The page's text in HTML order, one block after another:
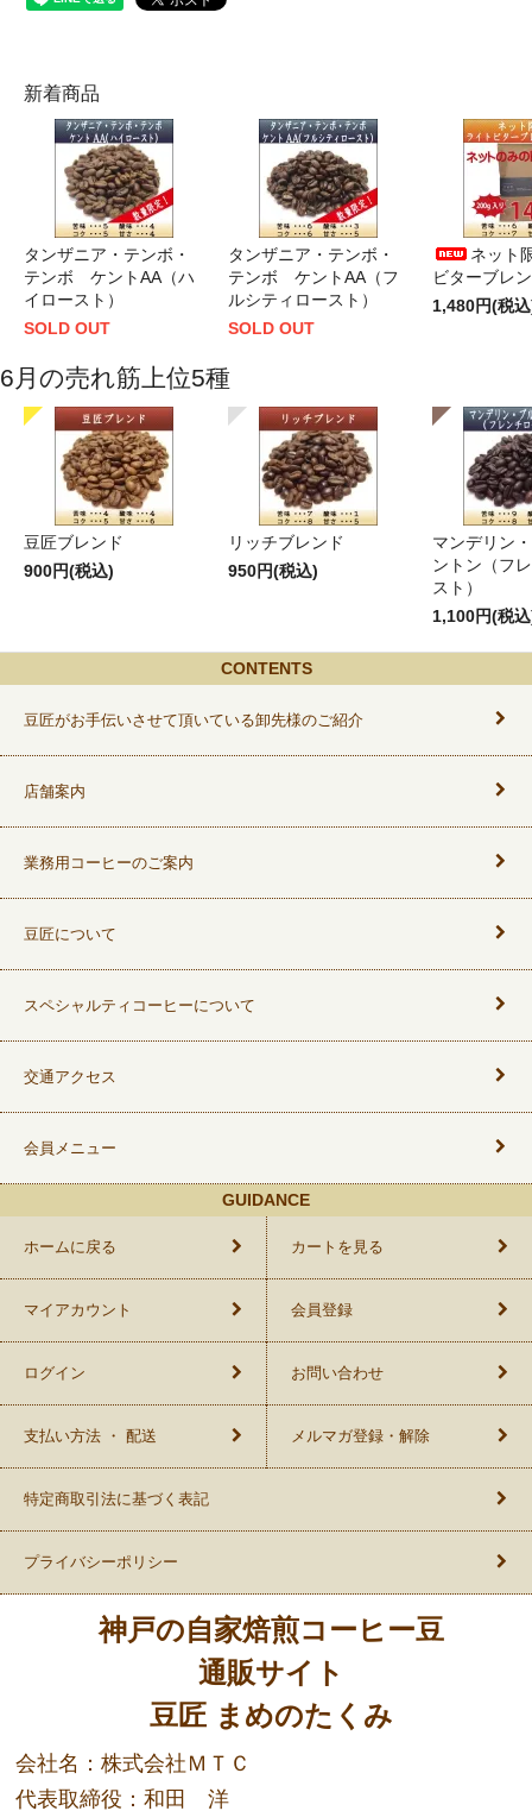
新着商品
タンザニア・テンボ・
テンボ ケントAA（ハ
イロースト）
SOLD OUT
タンザニア・テンボ・
テンボ ケントAA（フ
ルシティロースト）
SOLD OUT
ネット
ビターブレ
1,480円(税
6月の売れ筋上位5種
豆匠ブレンド
900円(税込)
リッチブレンド
950円(税込)
マンデリン
ントン（フ
スト）
1,100円(税
CONTENTS
豆匠がお手伝いさせて頂いている卸先様のご紹介
店舗案内
業務用コーヒーのご案内
豆匠について
スペシャルティコーヒーについて
交通アクセス
会員メニュー
GUIDANCE
ホームに戻る カートを見る
マイアカウント 会員登録
ログイン お問い合わせ
支払い方法 ・ 配送 メルマガ登録・解除
特定商取引法に基づく表記
プライバシーポリシー
神戸の自家焙煎コーヒー豆
通販サイト
豆匠 まめのたくみ
会社名：株式会社ＭＴＣ
代表取締役：和田 洋